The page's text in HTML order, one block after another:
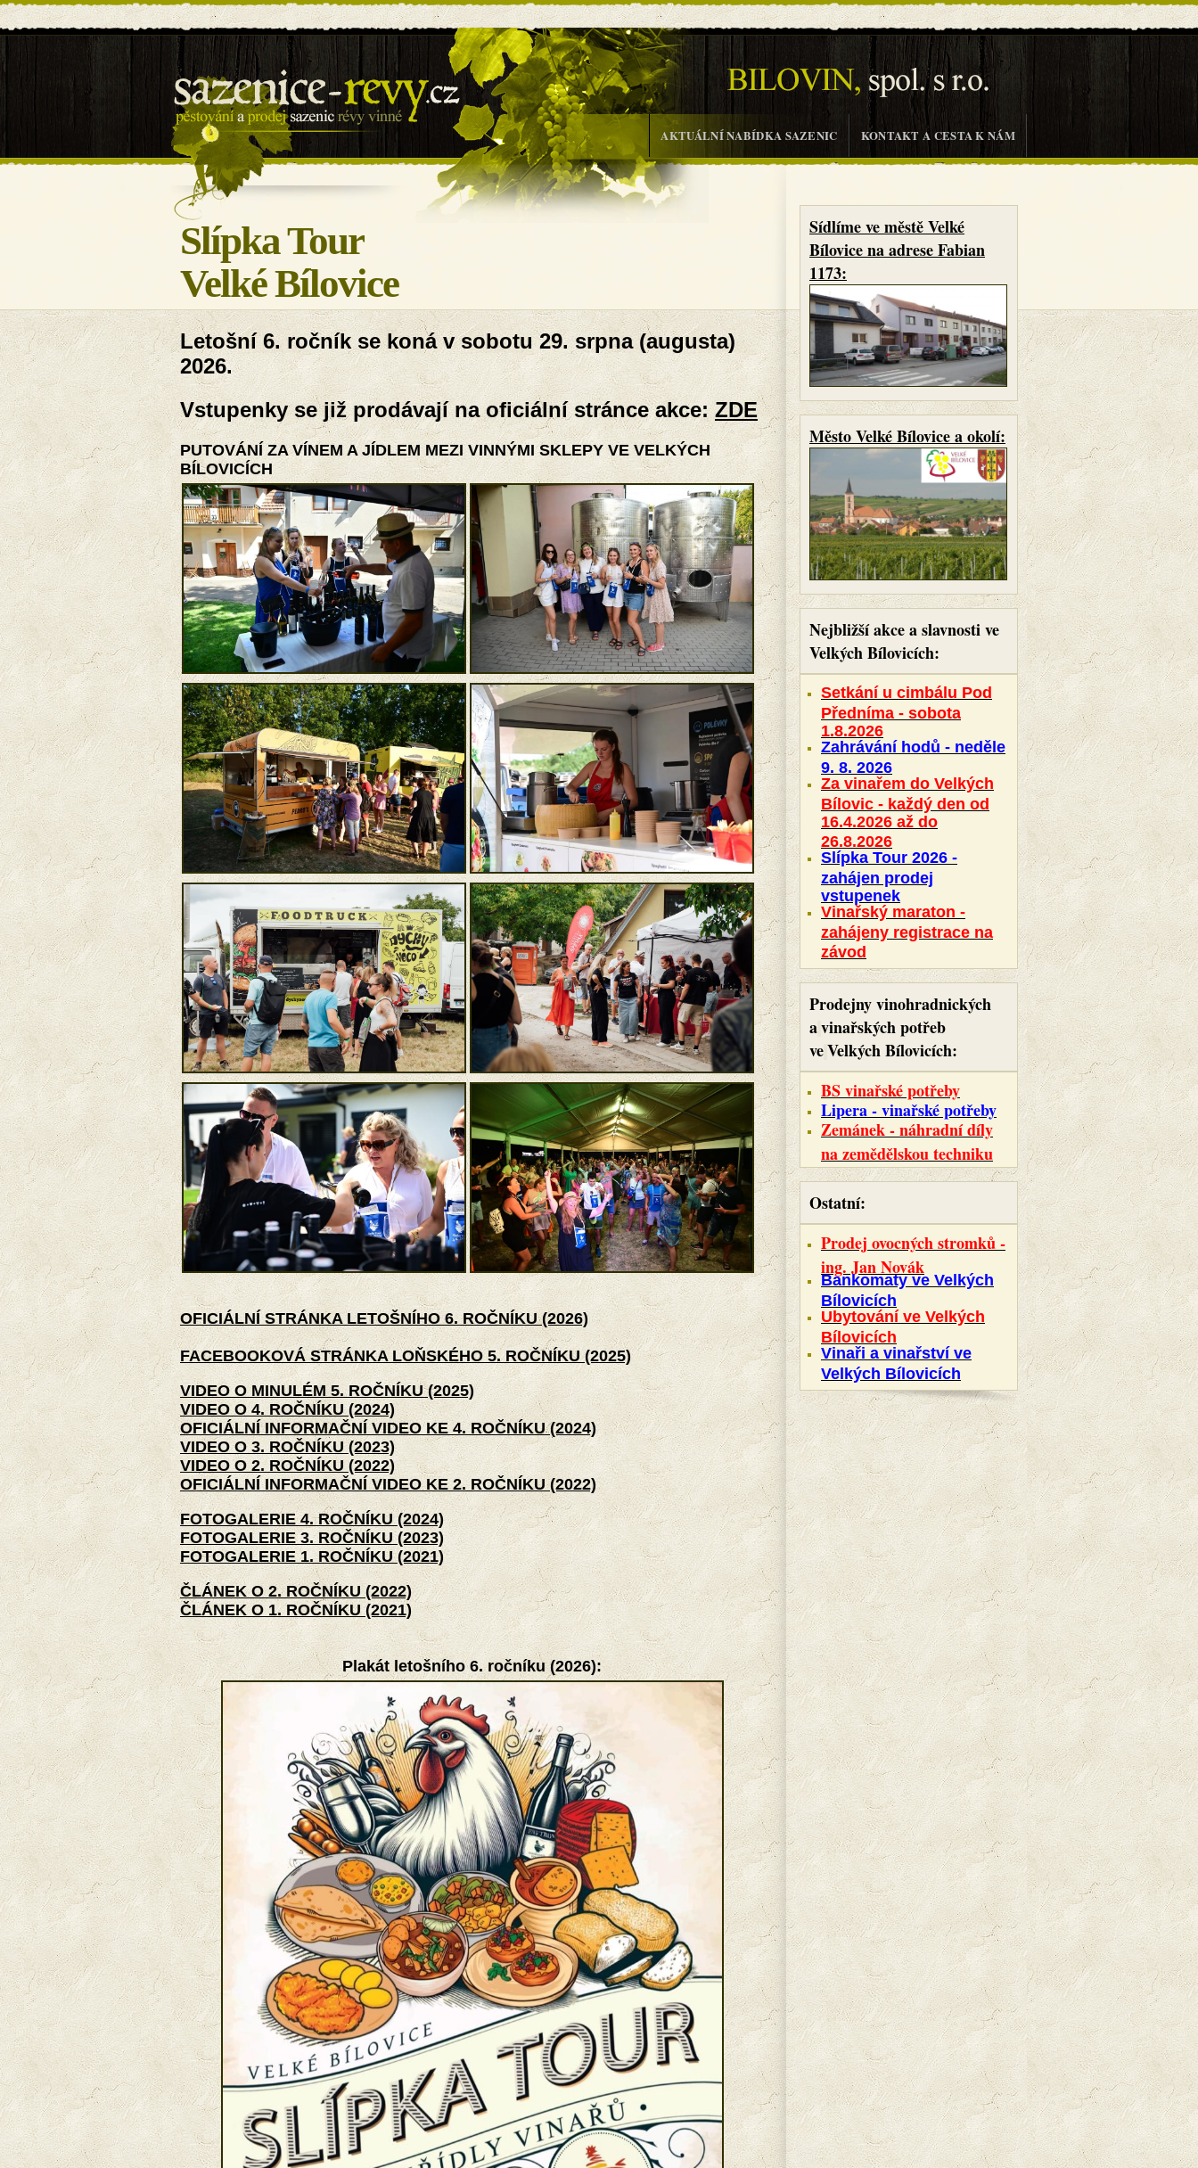
AKTUÁLNÍ NABÍDKA SAZENIC KONTAKT A CESTA K NÁM
Sazenice révy - BILOVIN s.r.o.
Slípka Tour
Velké Bílovice
Letošní 6. ročník se koná v sobotu 29. srpna (augusta)
2026.
Vstupenky se již prodávají na oficiální stránce akce:ZDE
PUTOVÁNÍ ZA VÍNEM A JÍDLEM MEZI VINNÝMI SKLEPY VE VELKÝCH
BÍLOVICÍCH
OFICIÁLNÍ STRÁNKA LETOŠNÍHO 6. ROČNÍKU (2026)
FACEBOOKOVÁ STRÁNKA LOŇSKÉHO 5. ROČNÍKU (2025)
VIDEO O MINULÉM 5. ROČNÍKU (2025)
VIDEO O 4. ROČNÍKU (2024)
OFICIÁLNÍ INFORMAČNÍ VIDEO KE 4. ROČNÍKU (2024)
VIDEO O 3. ROČNÍKU (2023)
VIDEO O 2. ROČNÍKU (2022)
OFICIÁLNÍ INFORMAČNÍ VIDEO KE 2. ROČNÍKU (2022)
FOTOGALERIE 4. ROČNÍKU (2024)
FOTOGALERIE 3. ROČNÍKU (2023)
FOTOGALERIE 1. ROČNÍKU (2021)
ČLÁNEK O 2. ROČNÍKU (2022)
ČLÁNEK O 1. ROČNÍKU (2021)
Plakát letošního 6. ročníku (2026):
Sídlíme ve městě Velké
Bílovice na adrese Fabian
1173:
Město Velké Bílovice a okolí:
Nejbližší akce a slavnosti ve
Velkých Bílovicích:
Setkání u cimbálu Pod
Předníma - sobota
1.8.2026
Zahrávání hodů - neděle
9. 8. 2026
Za vinařem do Velkých
Bílovic - každý den od
16.4.2026 až do
26.8.2026
Slípka Tour 2026 -
zahájen prodej
vstupenek
Vinařský maraton -
zahájeny registrace na
závod
Prodejny vinohradnických
avinařských potřeb
veVelkých Bílovicích:
BS vinařské potřeby
Lipera - vinařské potřeby
Zemánek - náhradní díly
na zemědělskou techniku
Ostatní:
Prodej ovocných stromků -
ing. Jan Novák
Bankomaty ve Velkých
Bílovicích
Ubytování ve Velkých
Bílovicích
Vinaři a vinařství ve
Velkých Bílovicích